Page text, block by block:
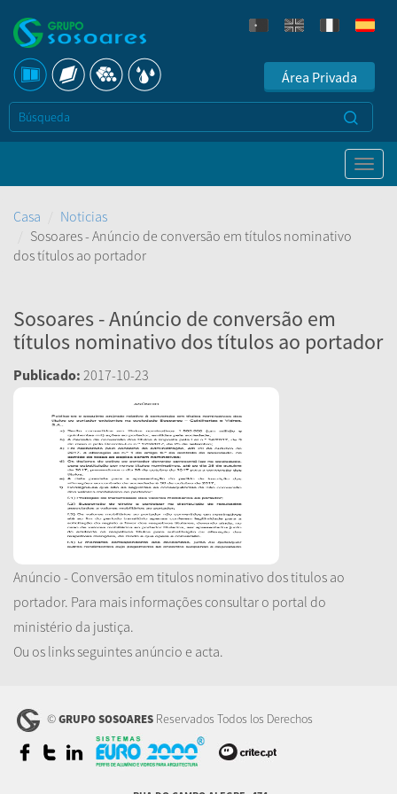
Área Privada
Casa
Noticias
Sosoares - Anúncio de conversão em títulos nominativo
dos títulos ao portador
Sosoares - Anúncio de conversão em
títulos nominativo dos títulos ao portador
Publicado: 2017-10-23
Anúncio - Conversão em titulos nominativo dos titulos ao
portador. Para mais informações consultar o portal do
ministério da justiça.
Ou os links seguintes anúncio e acta.
©GRUPO SOSOARES Reservados Todos los Derechos